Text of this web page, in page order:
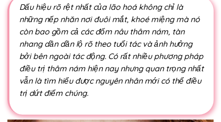
Dấu hiệu rõ rệt nhất của lão hoá không chỉ là
những nếp nhăn nơi đuôi mắt, khoé miệng mà nó
còn bao gồm cả các đốm nâu thâm nám, tàn
nhang dần dần lộ rõ theo tuổi tác và ảnh hưởng
bởi bên ngoài tác động. Có rất nhiều phương pháp
điều trị thâm nám hiện nay nhưng quan trọng nhất
vẫn là tìm hiểu được nguyên nhân mới có thể điều
trị dứt điểm chúng.